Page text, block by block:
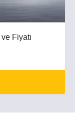
Fiyatı